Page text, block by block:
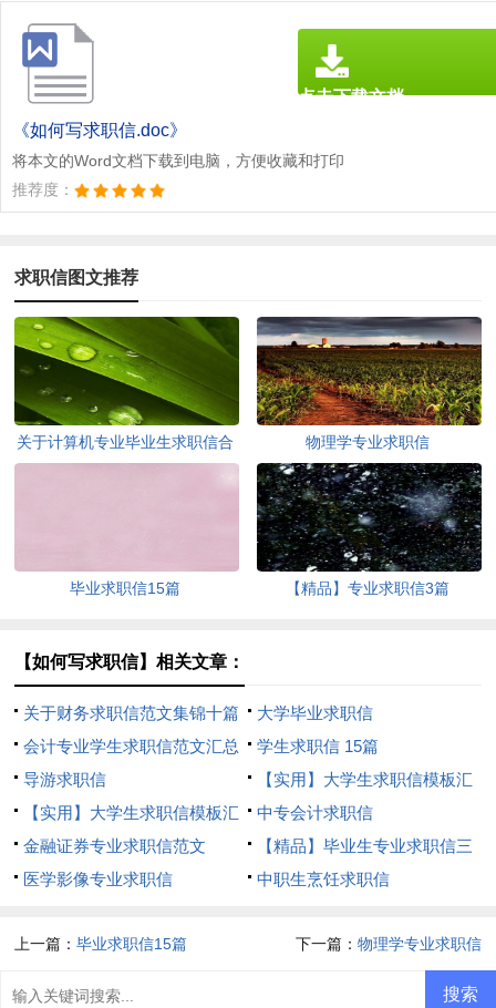
《如何写求职信.doc》
将本文的Word文档下载到电脑，方便收藏和打印
推荐度：
点击下载文档
求职信图文推荐
关于计算机专业毕业生求职信合
物理学专业求职信
毕业求职信15篇 【精品】专业求职信3篇
【如何写求职信】相关文章：
关于财务求职信范文集锦十篇
大学毕业求职信
会计专业学生求职信范文汇总
4篇
学生求职信 15篇
导游求职信
【实用】大学生求职信模板汇
编七篇
【实用】大学生求职信模板汇
编六篇
中专会计求职信
金融证券专业求职信范文
【精品】毕业生专业求职信三
篇
医学影像专业求职信 中职生烹饪求职信
上一篇：毕业求职信15篇 下一篇： 物理学专业求职信